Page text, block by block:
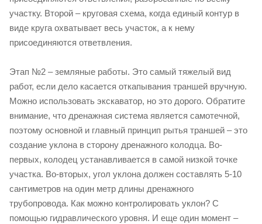
участку. Второй – круговая схема, когда единый контур в
виде круга охватывает весь участок, а к нему
присоединяются ответвления.
Этап №2 – земляные работы. Это самый тяжелый вид
работ, если дело касается откапывания траншей вручную.
Можно использовать экскаватор, но это дорого. Обратите
внимание, что дренажная система является самотечной,
поэтому основной и главный принцип рытья траншей – это
создание уклона в сторону дренажного колодца. Во-
первых, колодец устанавливается в самой низкой точке
участка. Во-вторых, угол уклона должен составлять 5-10
сантиметров на один метр длины дренажного
трубопровода. Как можно контролировать уклон? С
помощью гидравлического уровня. И еще один момент –